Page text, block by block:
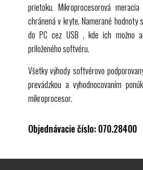
prietoku. Mikroprocesorová
chránená v kryte. Namerané hodnoty
do PC cez USB , kde ich možno
priloženého softvéru.
Všetky výhody softvérovo
prevádzkou a vyhodnocovaním
mikroprocesor.
Objednávacie číslo: 070.28400